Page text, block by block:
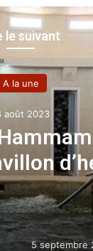
le suivant
A la une
août 2023
5 septembre